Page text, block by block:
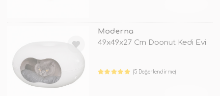
Moderna
49x49x27 Cm Doonut Kedi Evi
(5 Değerlendirme)